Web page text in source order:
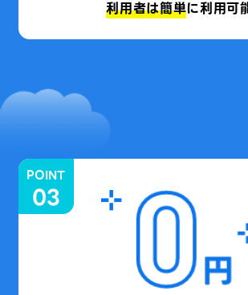
利用者は簡単に利用可
POINT
03